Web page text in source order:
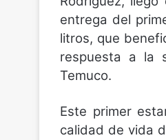
entrega del
litros, que
respuesta a la
Temuco.
Este primer
calidad de vida